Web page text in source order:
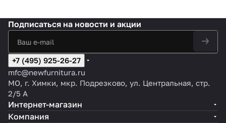
Подписаться на новости и акции
+7 (495) 925-26-27
mfc@newfurnitura.ru
МО, г. Химки, мкр. Подрезково, ул. Центральная, стр.
2/5 А
Интернет-магазин
Компания